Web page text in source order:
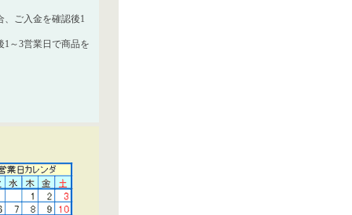
、ご入金を確認後1
～3営業日で商品を